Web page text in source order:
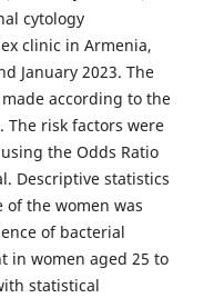
cytology
clinic in Armenia,
January 2023. The
according to the
The risk factors were
the Odds Ratio
Descriptive statistics
of the women was
of bacterial
in women aged 25 to
statistical